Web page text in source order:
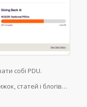
собі PDU.
статей і блогів…